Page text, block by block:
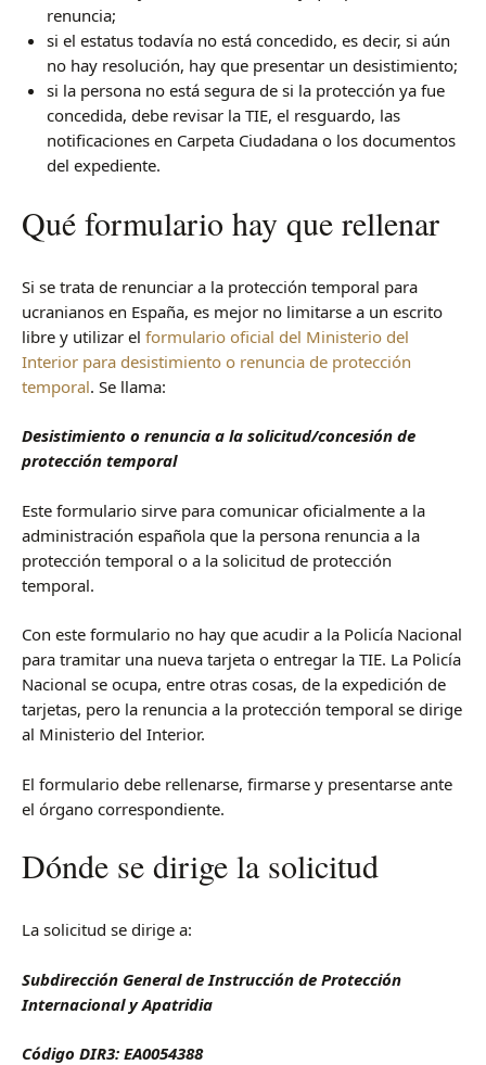
renuncia;
si el estatus todavía no está concedido, es decir, si aún
no hay resolución, hay que presentar un desistimiento;
si la persona no está segura de si la protección ya fue
concedida, debe revisar la TIE, el resguardo, las
notificaciones en Carpeta Ciudadana o los documentos
del expediente.
Qué formulario hay que rellenar
Si se trata de renunciar a la protección temporal para
ucranianos en España, es mejor no limitarse a un escrito
libre y utilizar el formulario oficial del Ministerio del
Interior para desistimiento o renuncia de protección
temporal. Se llama:
Desistimiento o renuncia a la solicitud/concesión de
protección temporal
Este formulario sirve para comunicar oficialmente a la
administración española que la persona renuncia a la
protección temporal o a la solicitud de protección
temporal.
Con este formulario no hay que acudir a la Policía Nacional
para tramitar una nueva tarjeta o entregar la TIE. La Policía
Nacional se ocupa, entre otras cosas, de la expedición de
tarjetas, pero la renuncia a la protección temporal se dirige
al Ministerio del Interior.
El formulario debe rellenarse, firmarse y presentarse ante
el órgano correspondiente.
Dónde se dirige la solicitud
La solicitud se dirige a:
Subdirección General de Instrucción de Protección
Internacional y Apatridia
Código DIR3: EA0054388